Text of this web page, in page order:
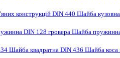
конструкцій DIN 440 Шайба кузовна
DIN 128 гровера Шайба
Шайба квадратна DIN 436 Шайба коса